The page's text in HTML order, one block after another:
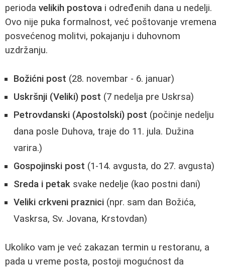
perioda velikih postova i određenih dana u nedelji.
Ovo nije puka formalnost, već poštovanje vremena
posvećenog molitvi, pokajanju i duhovnom
uzdržanju.
Božićni post (28. novembar - 6. januar)
Uskršnji (Veliki) post (7 nedelja pre Uskrsa)
Petrovdanski (Apostolski) post (počinje nedelju
dana posle Duhova, traje do 11. jula. Dužina
varira.)
Gospojinski post (1-14. avgusta, do 27. avgusta)
Sreda i petak svake nedelje (kao postni dani)
Veliki crkveni praznici (npr. sam dan Božića,
Vaskrsa, Sv. Jovana, Krstovdan)
Ukoliko vam je već zakazan termin u restoranu, a
pada u vreme posta, postoji mogućnost da